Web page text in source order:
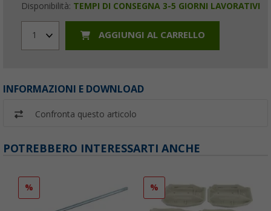
Disponibilità: TEMPI DI CONSEGNA 3-5 GIORNI LAVORATIVI
1 AGGIUNGI AL CARRELLO
INFORMAZIONI E DOWNLOAD
Confronta questo articolo
POTREBBERO INTERESSARTI ANCHE
% %